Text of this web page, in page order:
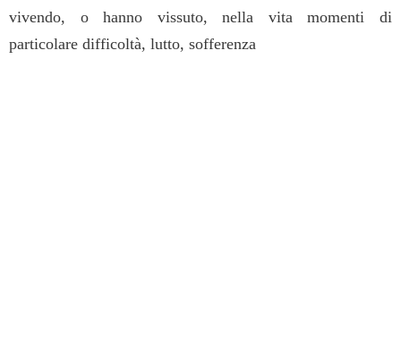
vivendo, o hanno vissuto, nella vita momenti di
particolare difficoltà, lutto, sofferenza